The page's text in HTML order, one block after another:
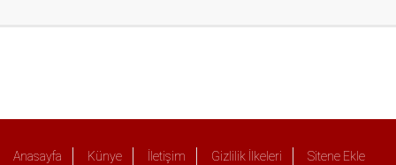
Anasayfa Künye İletişim Gizlilik İlkeleri Sitene Ekle